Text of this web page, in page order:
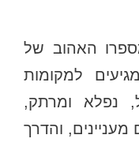
האהוב של
למקומות
נפלא ומרתק,
מעניינים, והדרך